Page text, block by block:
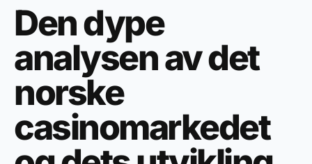
Den dype
analysen av det
norske
casinomarkedet